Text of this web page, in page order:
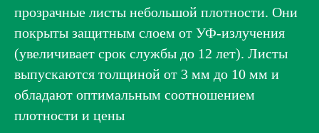
прозрачные листы небольшой плотности. Они
покрыты защитным слоем от УФ-излучения
(увеличивает срок службы до 12 лет). Листы
выпускаются толщиной от 3 мм до 10 мм и
обладают оптимальным соотношением
плотности и цены